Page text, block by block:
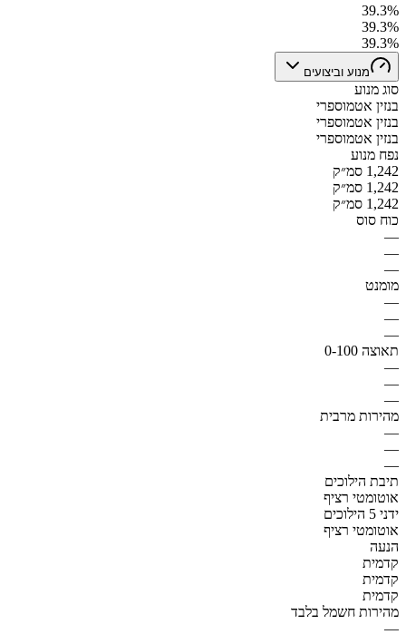
39.3%
39.3%
39.3%
מנוע וביצועים
סוג מנוע
בנזין אטמוספרי
בנזין אטמוספרי
בנזין אטמוספרי
נפח מנוע
1,242 סמ״ק
1,242 סמ״ק
1,242 סמ״ק
כוח סוס
—
—
—
מומנט
—
—
—
תאוצה 0-100
—
—
—
מהירות מרבית
—
—
—
תיבת הילוכים
אוטומטי רציף
ידני 5 הילוכים
אוטומטי רציף
הנעה
קדמית
קדמית
קדמית
מהירות חשמל בלבד
—